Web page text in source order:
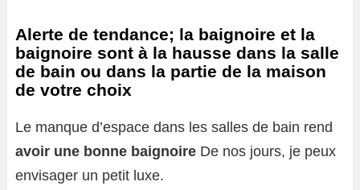
Alerte de tendance; la baignoire et la
baignoire sont à la hausse dans la salle
de bain ou dans la partie de la maison
de votre choix
Le manque d’espace dans les salles de bain rend
avoir une bonne baignoire De nos jours, je peux
envisager un petit luxe.